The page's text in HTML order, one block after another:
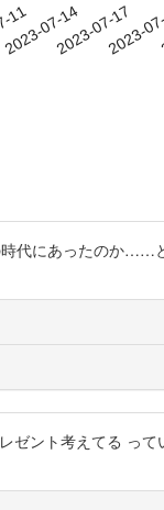
11
2023-07-142023-07-17
2023-
代にあったのか……
ント考えてる って